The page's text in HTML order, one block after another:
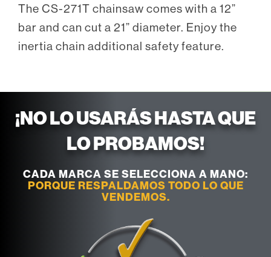
The CS-271T chainsaw comes with a 12”
bar and can cut a 21” diameter. Enjoy the
inertia chain additional safety feature.
¡NO LO USARÁS HASTA QUE
LO PROBAMOS!
CADA MARCA SE SELECCIONA A MANO:
PORQUE RESPALDAMOS TODO LO QUE
VENDEMOS.